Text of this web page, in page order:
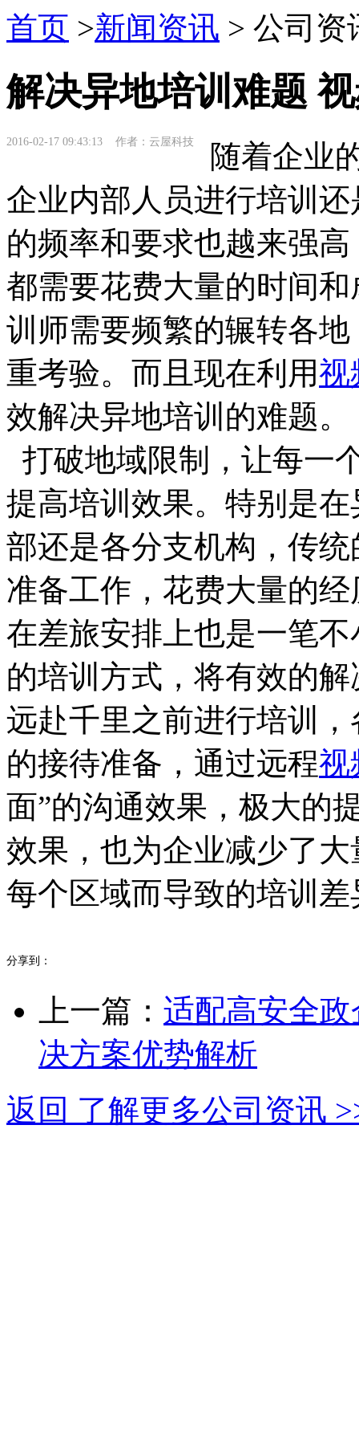
首页 >新闻资讯 > 公司资
解决异地培训难题
2016-02-17 09:43:13 作者：云屋科技
随着企业
企业内部人员进行培训
的频率和要求也越来强
都需要花费大量的时间
训师需要频繁的辗转各
重考验。而且现在利用视
效解决异地培训的难题。
打破地域限制，让每一
提高培训效果。特别是
部还是各分支机构，传
准备工作，花费大量的
在差旅安排上也是一笔
的培训方式，将有效的
远赴千里之前进行培训
的接待准备，通过远程视
面”的沟通效果，极大的
效果，也为企业减少了
每个区域而导致的培训差
分享到：
上一篇： 适配高安全
决方案优势解析
返回 了解更多公司资讯